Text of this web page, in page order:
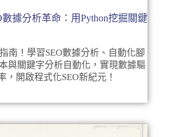
據分析革命：用Python挖掘關鍵
南！學習SEO數據分析、自動化腳
與關鍵字分析自動化，實現數據驅
，開啟程式化SEO新紀元！